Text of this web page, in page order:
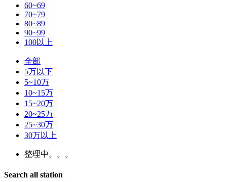
60~69
70~79
80~89
90~99
100以上
全部
5万以下
5~10万
10~15万
15~20万
20~25万
25~30万
30万以上
整理中。。。
Search all station